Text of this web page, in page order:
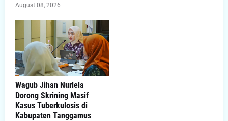
August 08, 2026
Wagub Jihan Nurlela
Dorong Skrining Masif
Kasus Tuberkulosis di
Kabupaten Tanggamus